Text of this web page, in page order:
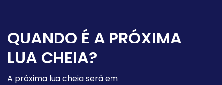
QUANDO É A PRÓXIMA
LUA CHEIA?
A próxima lua cheia será em